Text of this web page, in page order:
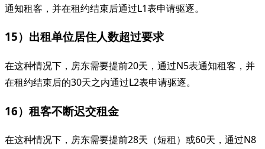
通知租客，并在租约结束后通过L1表申请驱逐。
15）出租单位居住人数超过要求
在这种情况下，房东需要提前20天，通过N5表通知租客，并
在租约结束后的30天之内通过L2表申请驱逐。
16）租客不断迟交租金
在这种情况下，房东需要提前28天（短租）或60天，通过N8